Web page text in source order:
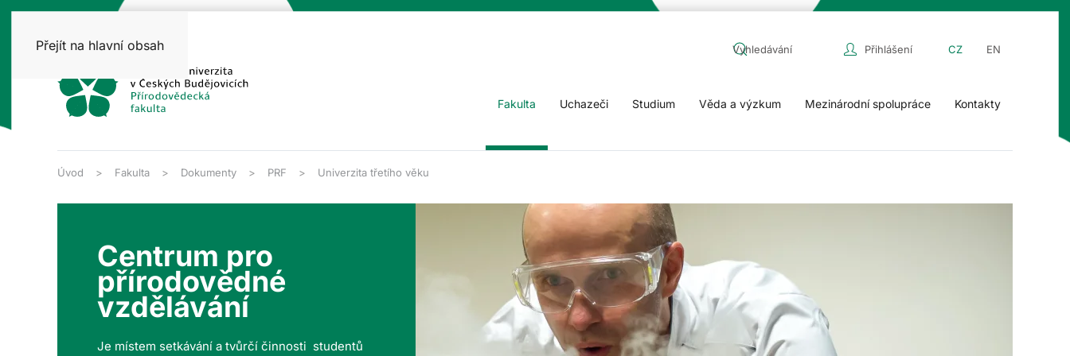
Přejít na hlavní obsah Přihlášení CZ EN
Fakulta Uchazeči Studium Věda a výzkum Mezinárodní spolupráce Kontakty
Úvod Fakulta Dokumenty PRF Univerzita třetího věku
Centrum pro
přírodovědné
vzdělávání
Je místem setkávání a tvůrčí činnosti studentů